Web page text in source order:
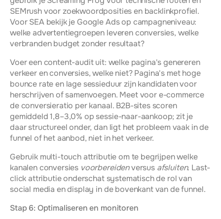
SEMrush voor zoekwoordposities en backlinkprofiel.
Voor SEA bekijk je Google Ads op campagneniveau:
welke advertentiegroepen leveren conversies, welke
verbranden budget zonder resultaat?
Voer een content-audit uit: welke pagina's genereren
verkeer en conversies, welke niet? Pagina's met hoge
bounce rate en lage sessieduur zijn kandidaten voor
herschrijven of samenvoegen. Meet voor e-commerce
de conversieratio per kanaal. B2B-sites scoren
gemiddeld 1,8–3,0% op sessie-naar-aankoop; zit je
daar structureel onder, dan ligt het probleem vaak in de
funnel of het aanbod, niet in het verkeer.
Gebruik multi-touch attributie om te begrijpen welke
kanalen conversies voorbereiden versus afsluiten. Last-
click attributie onderschat systematisch de rol van
social media en display in de bovenkant van de funnel.
Stap 6: Optimaliseren en monitoren